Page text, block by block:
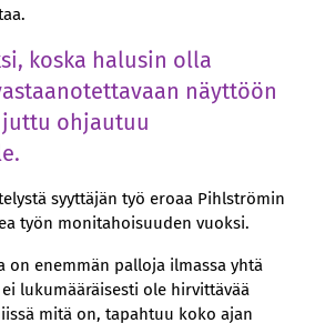
koska halusin olla
näyttöön
ohjautuu
syyttäjän työ eroaa Pihlströmin
työn monitahoisuuden vuoksi.
on enemmän palloja ilmassa yhtä
lukumääräisesti ole hirvittävää
mitä on, tapahtuu koko ajan